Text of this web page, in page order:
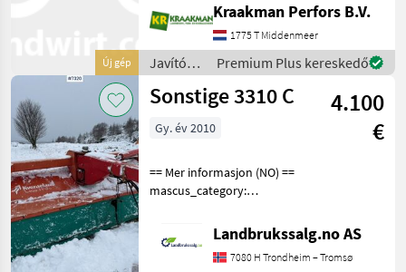
Új gép
schijvenmaaiers leverbaar
in de werkbreedtes van 2,
84-3, 94 m. De
Kraakman Perfors B.V.
1775 T Middenmeer
Javítókészletek
és
alkatrészek
Sonstige
Premium Plus kereskedő
Sonstige 3310 C
4.100
€
Gy. év 2010
== Mer informasjon (NO) ==
mascus_category:
provide reference number
upon request: 7320 See
en.landbrukssalg.no/7320
Landbrukssalg.no AS
7080 H Trondheim – Tromsø